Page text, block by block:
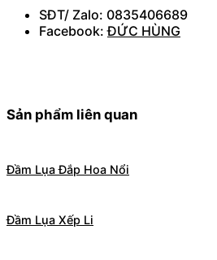
SĐT/ Zalo: 0835406689
Facebook:ĐỨC HÙNG
Sản phẩm liên quan
Đầm Lụa Đắp Hoa Nổi
Đầm Lụa Xếp Li